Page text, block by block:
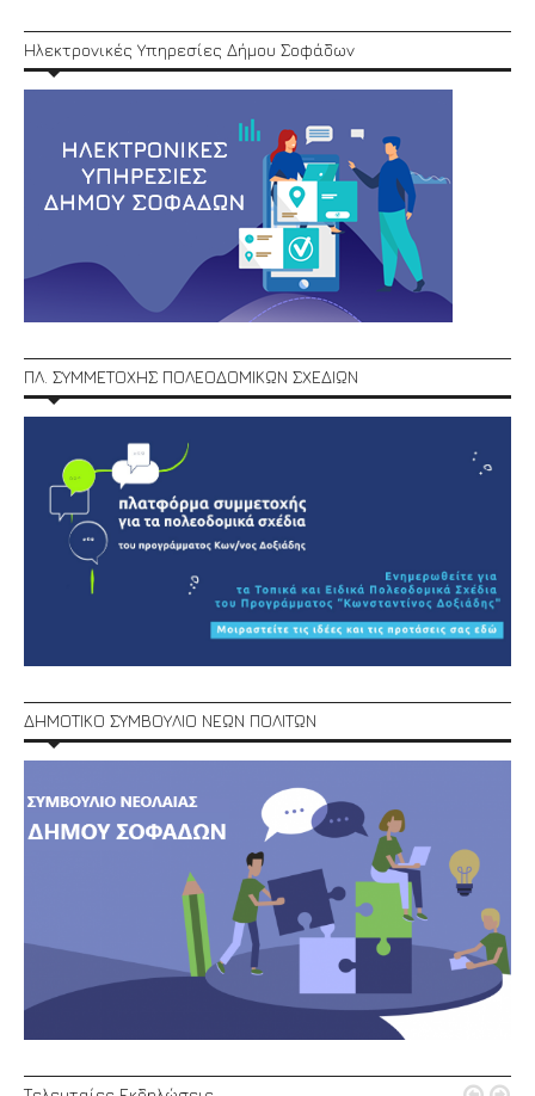
Ηλεκτρονικές Υπηρεσίες Δήμου Σοφάδων
ΠΛ. ΣΥΜΜΕΤΟΧΗΣ ΠΟΛΕΟΔΟΜΙΚΩΝ ΣΧΕΔΙΩΝ
ΔΗΜΟΤΙΚΟ ΣΥΜΒΟΥΛΙΟ ΝΕΩΝ ΠΟΛΙΤΩΝ